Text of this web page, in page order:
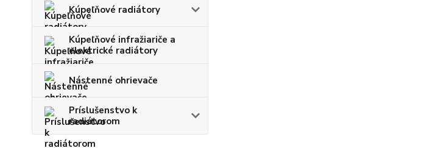
Kúpeľňové radiátory
Kúpeľňové infražiariče a
elektrické radiátory
Nástenné ohrievače
Príslušenstvo k
radiátorom